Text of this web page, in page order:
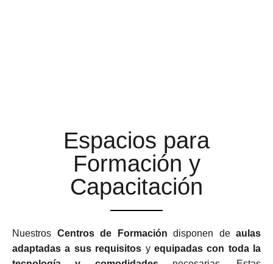
Espacios para
Formación y
Capacitación
Nuestros Centros de Formación disponen de aulas
adaptadas a sus requisitos y equipadas con toda la